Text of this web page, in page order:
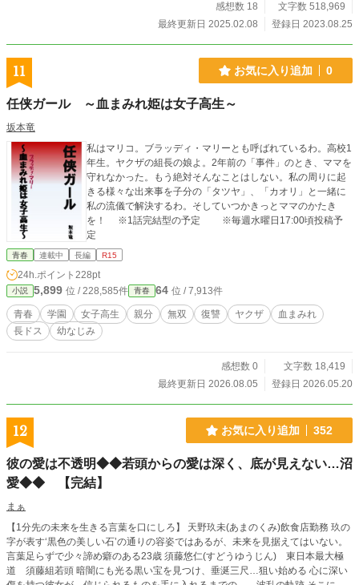
感想数 18
文字数 518,969
最終更新日 2025.02.08
登録日 2023.08.25
11 お気に入り追加 0
任侠ガール ～血まみれ姫は女子高生～
坂本竜
私はマリコ。ブラッディ・マリーとも呼ばれているわ。高校1
年生。ヤクザの組長の娘よ。2年前の「事件」のとき、ママを
守れなかった。もう絶対そんなことはしない。私の周りに起
きる様々な出来事を子分の「タツヤ」、「カオリ」と一緒に
私の流儀で解決するわ。そしていつかきっとママのかたき
を！ ※1話完結型の予定 ※毎週水曜日17:00頃投稿予
定
青春 連載中 長編 R15
24h.ポイント 228pt
小説 5,899 位 / 228,585件 青春 64 位 / 7,913件
青春 学園 女子高生 親分 無双 復讐 ヤクザ
血まみれ
長ドス
幼なじみ
感想数 0
文字数 18,419
最終更新日 2026.08.05
登録日 2026.05.20
12 お気に入り追加 352
彼の愛は不透明◆◆若頭からの愛は深く、底が見えない…沼
愛◆◆ 【完結】
まぁ
【1分先の未来を生きる言葉を口にしろ】 天野玖未(あまのくみ)飲食店勤務 玖の
字が表す‘黒色の美しい石’の通りの容姿ではあるが、未来を見据えてはいない。
言葉足らずで少々諦め癖のある23歳 須藤悠仁(すどうゆうじん) 東日本最大極
道 須藤組若頭 暗闇にも光る黒い宝を見つけ、垂涎三尺…狙い始める 心に深い